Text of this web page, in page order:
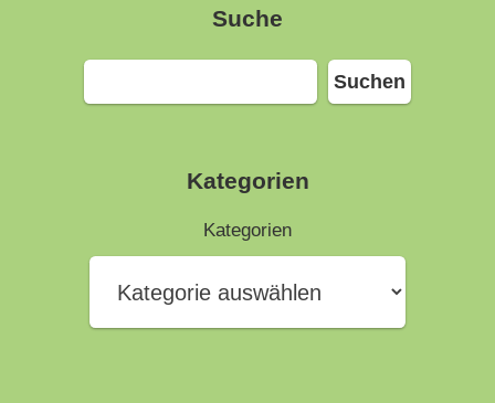
Suche
Suchen
Suchen
Kategorien
Kategorien